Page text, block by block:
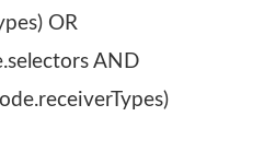
OR
AND